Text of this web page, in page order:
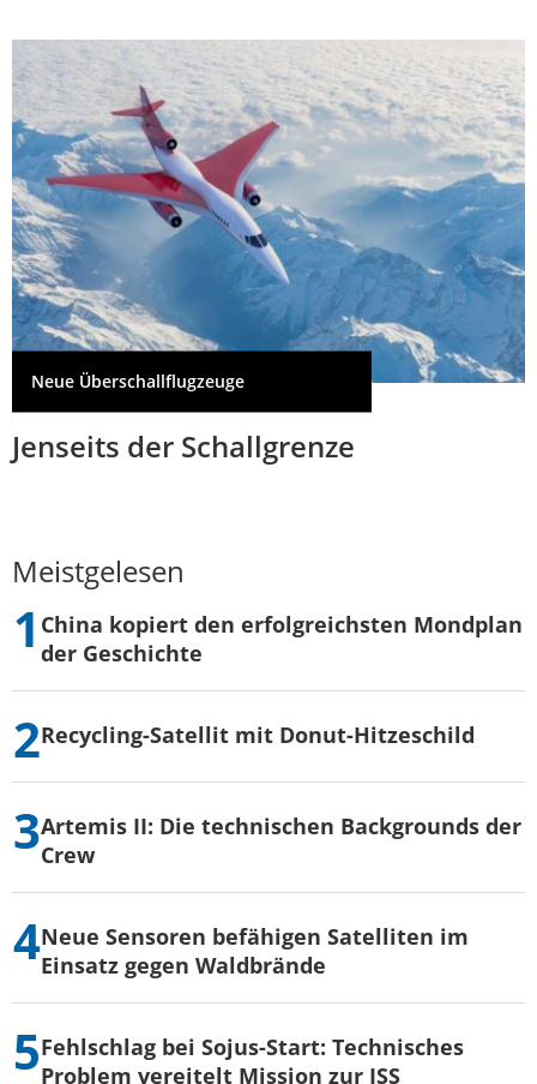
Neue Überschallflugzeuge
Jenseits der Schallgrenze
Meistgelesen
China kopiert den erfolgreichsten Mondplan
der Geschichte
Recycling-Satellit mit Donut-Hitzeschild
Artemis II: Die technischen Backgrounds der
Crew
Neue Sensoren befähigen Satelliten im
Einsatz gegen Waldbrände
Fehlschlag bei Sojus-Start: Technisches
Problem vereitelt Mission zur ISS